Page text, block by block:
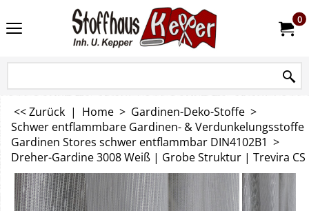
0
<< Zurück | Home > Gardinen-Deko-Stoffe >
Schwer entflammbare Gardinen- & Verdunkelungsstoffe
Gardinen Stores schwer entflammbar DIN4102B1 >
Dreher-Gardine 3008 Weiß | Grobe Struktur | Trevira CS